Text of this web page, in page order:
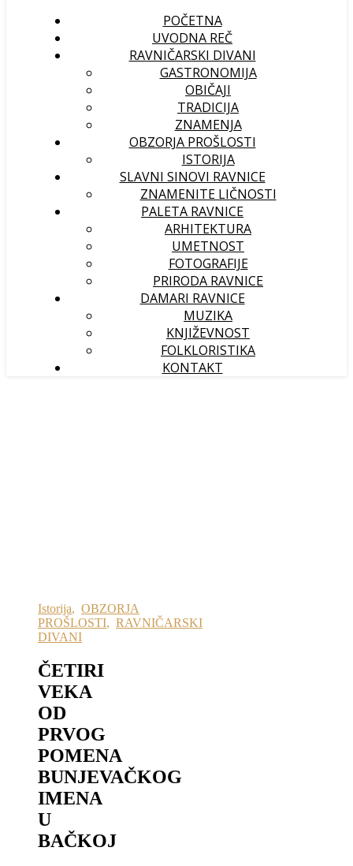
POČETNA
UVODNA REČ
RAVNIČARSKI DIVANI
GASTRONOMIJA
OBIČAJI
TRADICIJA
ZNAMENJA
OBZORJA PROŠLOSTI
ISTORIJA
SLAVNI SINOVI RAVNICE
ZNAMENITE LIČNOSTI
PALETA RAVNICE
ARHITEKTURA
UMETNOST
FOTOGRAFIJE
PRIRODA RAVNICE
DAMARI RAVNICE
MUZIKA
KNJIŽEVNOST
FOLKLORISTIKA
KONTAKT
Istorija, OBZORJA
PROŠLOSTI, RAVNIČARSKI
DIVANI
ČETIRI
VEKA
OD
PRVOG
POMENA
BUNJEVAČKOG
IMENA
U
BAČKOJ